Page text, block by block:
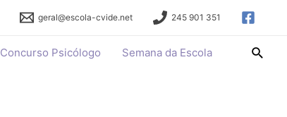
geral@escola-cvide.net 245 901 351
Concurso Psicólogo Semana da Escola